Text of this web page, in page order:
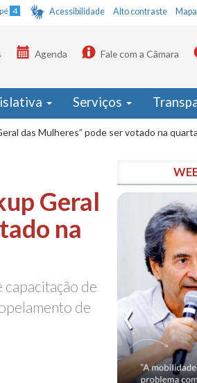
4 Acessibilidade Alto contraste
Agenda Fale com a Câmara
Serviços
das Mulheres” pode ser votado na
Geral
na
capacitação de
de